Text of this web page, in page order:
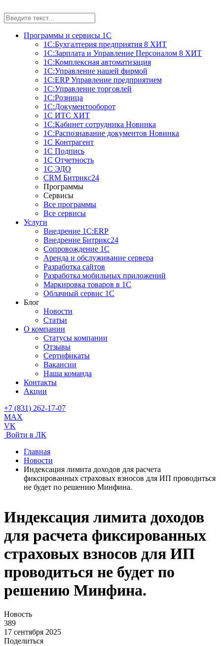
Программы и сервисы 1С
1С:Бухгалтерия предприятия 8 ХИТ
1С:Зарплата и Управление Персоналом 8 ХИТ
1С:Комплексная автоматизация
1С:Управление нашей фирмой
1С:ERP Управление предприятием
1С:Управление торговлей
1С:Розница
1С:Документооборот
1С ИТС ХИТ
1С:Кабинет сотрудника Новинка
1С:Распознавание документов Новинка
1С Контрагент
1С Подпись
1С Отчетность
1С ЭДО
CRM Битрикс24
Программы
Сервисы
Все программы
Все сервисы
Услуги
Внедрение 1С:ERP
Внедрение Битрикс24
Сопровождение 1С
Аренда и обслуживание сервера
Разработка сайтов
Разработка мобильных приложений
Маркировка товаров в 1С
Облачный сервис 1С
Блог
Новости
Статьи
О компании
Cтатусы компании
Отзывы
Сертификаты
Вакансии
Наша команда
Контакты
Акции
+7 (831) 262-17-07
MAX
VK
Войти в ЛК
Главная
Новости
Индексация лимита доходов для расчета
фиксированных страховых взносов для ИП проводиться
не будет по решению Минфина.
Индексация лимита доходов
для расчета фиксированных
страховых взносов для ИП
проводиться не будет по
решению Минфина.
Новость
389
17 сентября 2025
Поделиться